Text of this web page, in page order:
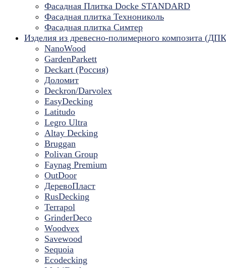
Фасадная Плитка Docke STANDARD
Фасадная плитка Технониколь
Фасадная плитка Симтер
Изделия из древесно-полимерного композита
NanoWood
GardenParkett
Deckart (Россия)
Доломит
Deckron/Darvolex
EasyDecking
Latitudo
Legro Ultra
Altay Decking
Bruggan
Polivan Group
Faynag Premium
OutDoor
ДеревоПласт
RusDecking
Terrapol
GrinderDeco
Woodvex
Savewood
Sequoia
Ecodecking